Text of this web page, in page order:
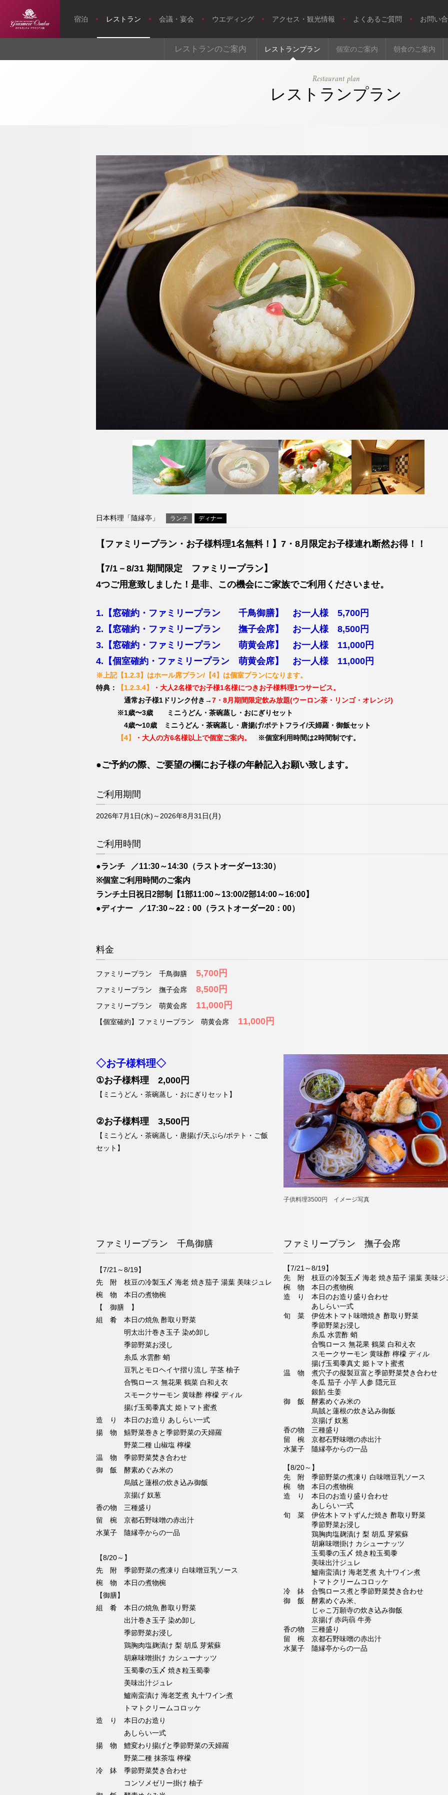
ァミリープラ
宿泊 レストラン 会議・宴会 ウエディング アクセス・観光情報 よくあるご質問 お問い
レストランのご案内 レストランプラン 個室のご案内 朝食のご案内
Restaurant plan
レストランプラン
日本料理「隨縁亭」 ランチ ディナー
【ファミリープラン・お子様料理1名無料！】7・8月限定お子様連れ断然お得！！
【7/1－8/31 期間限定 ファミリープラン】
4つご用意致しました！是非、この機会にご家族でご利用くださいませ。
1.【窓確約・ファミリープラン 千鳥御膳】 お一人様 5,700円
2.【窓確約・ファミリープラン 撫子会席】 お一人様 8,500円
3.【窓確約・ファミリープラン 萌黄会席】 お一人様 11,000円
4.【個室確約・ファミリープラン 萌黄会席】 お一人様 11,000円
※上記【1.2.3】はホール席プラン/【4】は個室プランになります。
特典：
【1.2.3.4】
・大人2名様でお子様1名様につきお子様料理1つサービス。
通常お子様1ドリンク付き→7・8月期間限定飲み放題(ウーロン茶・リンゴ・オレンジ)
※1歳〜3歳 ミニうどん・茶碗蒸し・おにぎりセット
4歳〜10歳 ミニうどん・茶碗蒸し・唐揚げ/ポテトフライ/天婦羅・御飯セット
【4】
・大人の方6名様以上で個室ご案内。 ※個室利用時間は2時間制です。
●ご予約の際、ご要望の欄にお子様の年齢記入お願い致します。
ご利用期間
2026年7月1日(水)～2026年8月31日(月)
ご利用時間
●ランチ ／11:30～14:30（ラストオーダー13:30）
※個室ご利用時間のご案内
ランチ土日祝日2部制【1部11:00～13:00/2部14:00～16:00】
●ディナー ／17:30～22：00（ラストオーダー20：00）
料金
ファミリープラン 千鳥御膳 5,700円
ファミリープラン 撫子会席 8,500円
ファミリープラン 萌黄会席 11,000円
【個室確約】ファミリープラン 萌黄会席 11,000円
◇お子様料理◇
①お子様料理 2,000円
【ミニうどん・茶碗蒸し・おにぎりセット】
②お子様料理 3,500円
【ミニうどん・茶碗蒸し・唐揚げ/天ぷら/ポテト・ご飯
セット】
子供料理3500円 イメージ写真
ファミリープラン 千鳥御膳
【7/21～8/19】
先 附 枝豆の冷製玉〆 海老 焼き茄子 湯葉 美味ジュレ
椀 物 本日の煮物椀
【 御膳 】
組 肴 本日の焼魚 酢取り野菜
明太出汁巻き玉子 染め卸し
季節野菜お浸し
糸瓜 水雲酢 蛸
豆乳とモロヘイヤ摺り流し 芋茎 柚子
合鴨ロース 無花果 鶴菜 白和え衣
スモークサーモン 黄味酢 檸檬 ディル
揚げ玉蜀黍真丈 姫トマト蜜煮
造 り 本日のお造り あしらい一式
揚 物 鱚野菜巻きと季節野菜の天婦羅
野菜二種 山椒塩 檸檬
温 物 季節野菜焚き合わせ
御 飯 酵素めぐみ米の
烏賊と蓮根の炊き込み御飯
京揚げ 奴葱
香の物 三種盛り
留 椀 京都石野味噌の赤出汁
水菓子 隨縁亭からの一品
【8/20～】
先 附 季節野菜の煮凍り 白味噌豆乳ソース
椀 物 本日の煮物椀
【御膳】
組 肴 本日の焼魚 酢取り野菜
出汁巻き玉子 染め卸し
季節野菜お浸し
鶏胸肉塩麹漬け 梨 胡瓜 芽紫蘇
胡麻味噌掛け カシューナッツ
玉蜀黍の玉〆 焼き粒玉蜀黍
美味出汁ジュレ
鱸南蛮漬け 海老芝煮 丸十ワイン煮
トマトクリームコロッケ
造 り 本日のお造り
あしらい一式
揚 物 鱧変わり揚げと季節野菜の天婦羅
野菜二種 抹茶塩 檸檬
冷 鉢 季節野菜焚き合わせ
コンソメゼリー掛け 柚子
ファミリープラン 撫子会席
【7/21～8/19】
先 附 枝豆の冷製玉〆 海老 焼き茄子 湯葉 美味ジ
椀 物 本日の煮物椀
造 り 本日のお造り盛り合わせ
あしらい一式
旬 菜 伊佐木トマト味噌焼き 酢取り野菜
季節野菜お浸し
糸瓜 水雲酢 蛸
合鴨ロース 無花果 鶴菜 白和え衣
スモークサーモン 黄味酢 檸檬 ディル
揚げ玉蜀黍真丈 姫トマト蜜煮
温 物 煮穴子の擬製豆富と季節野菜焚き合わせ
冬瓜 茄子 小芋 人参 隠元豆
銀餡 生姜
御 飯 酵素めぐみ米の
烏賊と蓮根の炊き込み御飯
京揚げ 奴葱
香の物 三種盛り
留 椀 京都石野味噌の赤出汁
水菓子 隨縁亭からの一品
【8/20～】
先 附 季節野菜の煮凍り 白味噌豆乳ソース
椀 物 本日の煮物椀
造 り 本日のお造り盛り合わせ
あしらい一式
旬 菜 伊佐木トマトずんだ焼き 酢取り野菜
季節野菜お浸し
鶏胸肉塩麹漬け 梨 胡瓜 芽紫蘇
胡麻味噌掛け カシューナッツ
玉蜀黍の玉〆 焼き粒玉蜀黍
美味出汁ジュレ
鱸南蛮漬け 海老芝煮 丸十ワイン煮
トマトクリームコロッケ
冷 鉢 合鴨ロース煮と季節野菜焚き合わせ
御 飯 酵素めぐみ米、
じゃこ万願寺の炊き込み御飯
京揚げ 赤蒟蒻 牛蒡
香の物 三種盛り
留 椀 京都石野味噌の赤出汁
水菓子 隨縁亭からの一品
トリ
ップ
アド
バイ
ザー
ユー
チュ
ーブ
イン
スタ
グラ
イス
ブッ
Reservation
レストラン予約
ネットで予約する
TEL06-6644-5762
（受付時間 11:30～20:00）
お問い合わせ
ネットで予約する
TEL06-6644-5762
（受付時間 11:30～20:00）
TEL
（受付時間
「ティーラウンジ」
ネットで予約する
06-6644-5762
（受付時間 11:30～20:00）
お問い合わせ
宿泊検索 航空券＋宿泊検索
チェックイン日がお決まりの方
チェックイン日がお決まりでない方